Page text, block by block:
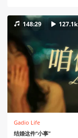
148:29 127.1k
Gadio Life
结婚这件“小事”